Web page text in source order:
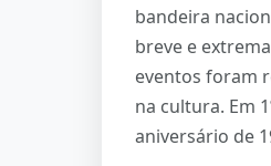
bandeira
breve e
eventos foram
na cultura. Em
aniversário de